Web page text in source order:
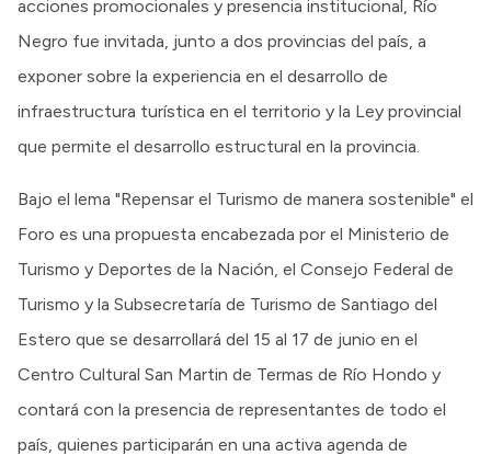
acciones promocionales y presencia institucional, Río
Negro fue invitada, junto a dos provincias del país, a
exponer sobre la experiencia en el desarrollo de
infraestructura turística en el territorio y la Ley provincial
que permite el desarrollo estructural en la provincia.
Bajo el lema "Repensar el Turismo de manera sostenible" el
Foro es una propuesta encabezada por el Ministerio de
Turismo y Deportes de la Nación, el Consejo Federal de
Turismo y la Subsecretaría de Turismo de Santiago del
Estero que se desarrollará del 15 al 17 de junio en el
Centro Cultural San Martin de Termas de Río Hondo y
contará con la presencia de representantes de todo el
país, quienes participarán en una activa agenda de